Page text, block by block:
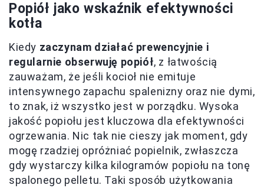
Popiół jako wskaźnik efektywności
kotła
Kiedy zaczynam działać prewencyjnie i
regularnie obserwuję popiół, z łatwością
zauważam, że jeśli kocioł nie emituje
intensywnego zapachu spalenizny oraz nie dymi,
to znak, iż wszystko jest w porządku. Wysoka
jakość popiołu jest kluczowa dla efektywności
ogrzewania. Nic tak nie cieszy jak moment, gdy
mogę rzadziej opróżniać popielnik, zwłaszcza
gdy wystarczy kilka kilogramów popiołu na tonę
spalonego pelletu. Taki sposób użytkowania